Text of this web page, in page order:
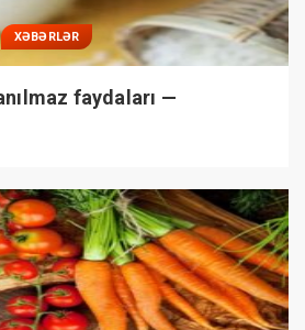
XƏBƏRLƏR
faydaları —